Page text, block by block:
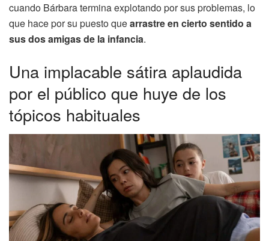
cuando Bárbara termina explotando por sus problemas, lo
que hace por su puesto quearrastre en cierto sentido a
sus dos amigas de la infancia.
Una implacable sátira aplaudida
por el público que huye de los
tópicos habituales